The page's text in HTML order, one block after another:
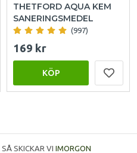
THETFORD AQUA KEM
SANERINGSMEDEL
(997)
169 kr
KÖP
SÅ SKICKAR VI IMORGON